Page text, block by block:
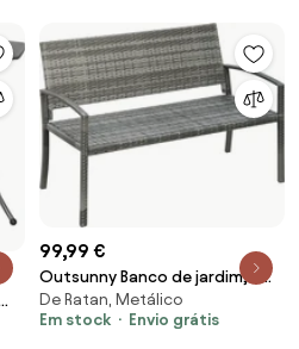
99,99 €
Outsunny Banco de jardim, em
aparência de rattan, com
estrutura de aço, para 2
De Ratan, Metálico
Em stock
Envio grátis